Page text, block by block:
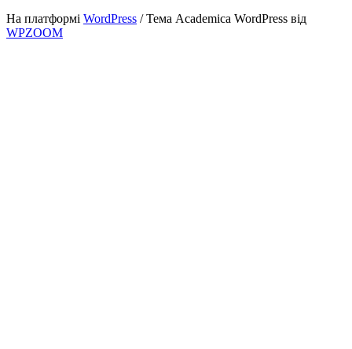
На платформі WordPress / Тема Academica WordPress від
WPZOOM